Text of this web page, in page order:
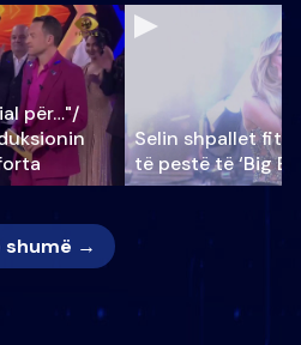
për…"/
Selin shpallet
të pestë të ‘Big
shumë →